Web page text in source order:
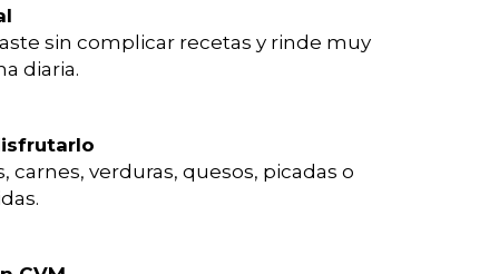
sin complicar recetas y rinde muy
diaria.
carnes, verduras, quesos, picadas o